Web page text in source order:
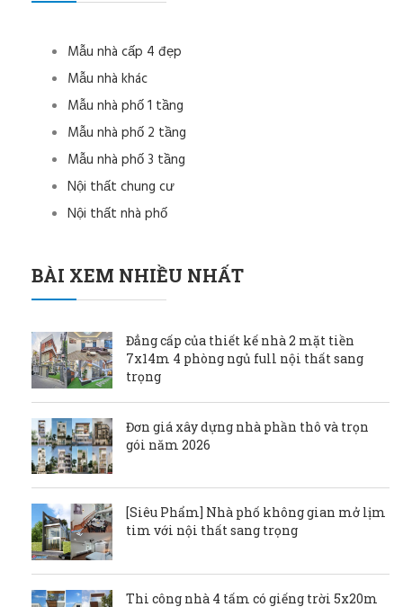
Mẫu nhà cấp 4 đẹp
Mẫu nhà khác
Mẫu nhà phố 1 tầng
Mẫu nhà phố 2 tầng
Mẫu nhà phố 3 tầng
Nội thất chung cư
Nội thất nhà phố
BÀI XEM NHIỀU NHẤT
Đẳng cấp của thiết kế nhà 2 mặt tiền
7x14m 4 phòng ngủ full nội thất sang
trọng
Đơn giá xây dựng nhà phần thô và trọn
gói năm 2026
[Siêu Phẩm] Nhà phố không gian mở lịm
tim với nội thất sang trọng
Thi công nhà 4 tấm có giếng trời 5x20m